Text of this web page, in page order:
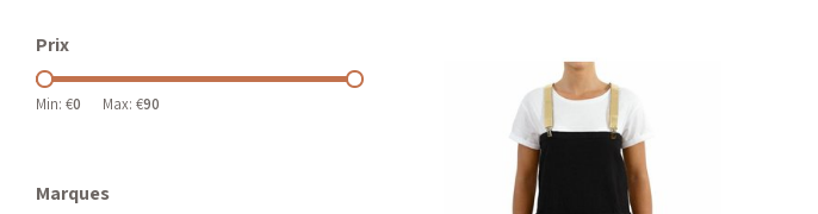
Prix
Min: €0 Max: €90
Marques